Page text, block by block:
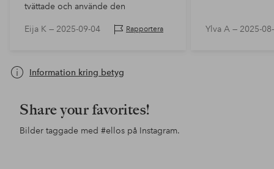
tvättade och använde den
Eija K — 2025-09-04 Rapportera Ylva A — 2025-
Information kring betyg
Share your favorites!
Bilder taggade med #ellos på Instagram.